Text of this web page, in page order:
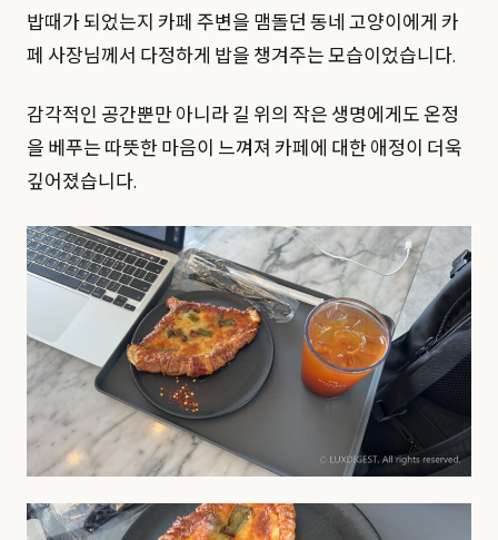
밥때가 되었는지 카페 주변을 맴돌던 동네 고양이에게 카
페 사장님께서 다정하게 밥을 챙겨주는 모습이었습니다.
감각적인 공간뿐만 아니라 길 위의 작은 생명에게도 온정
을 베푸는 따뜻한 마음이 느껴져 카페에 대한 애정이 더욱
깊어졌습니다.